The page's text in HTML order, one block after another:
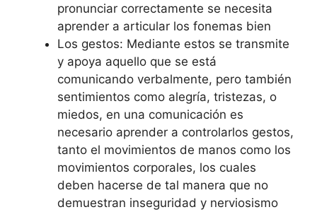
pronunciar correctamente se necesita
aprender a articular los fonemas bien
Los gestos: Mediante estos se transmite
y apoya aquello que se está
comunicando verbalmente, pero también
sentimientos como alegría, tristezas, o
miedos, en una comunicación es
necesario aprender a controlarlos gestos,
tanto el movimientos de manos como los
movimientos corporales, los cuales
deben hacerse de tal manera que no
demuestran inseguridad y nerviosismo